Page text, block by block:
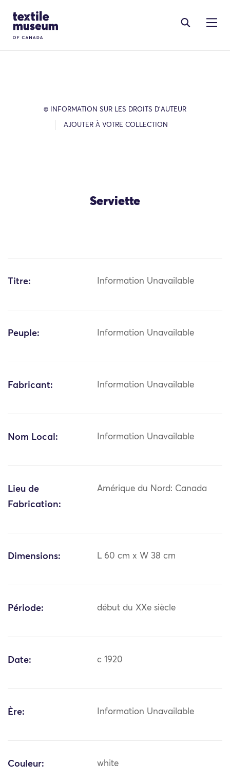
Site Logo
© INFORMATION SUR LES DROITS D’AUTEUR
AJOUTER À VOTRE COLLECTION
Serviette
Titre: Information Unavailable
Peuple: Information Unavailable
Fabricant: Information Unavailable
Nom Local: Information Unavailable
Lieu de
Fabrication:
Amérique du Nord: Canada
Dimensions: L 60 cm x W 38 cm
Période: début du XXe siècle
Date: c 1920
Ère: Information Unavailable
Couleur: white